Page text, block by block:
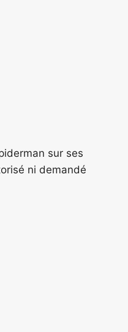
sur ses
ni demandé